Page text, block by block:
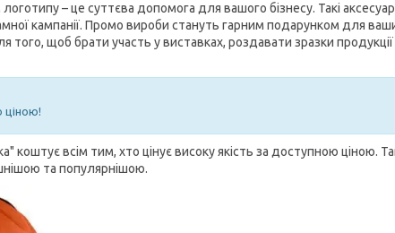
– це суттєва допомога для вашого бізнесу. Такі
кампанії. Промо вироби стануть гарним подарунком для
того, щоб брати участь у виставках, роздавати зразки продукції
ціною!
всім тим, хто цінує високу якість за доступною ціною.
та популярнішою.